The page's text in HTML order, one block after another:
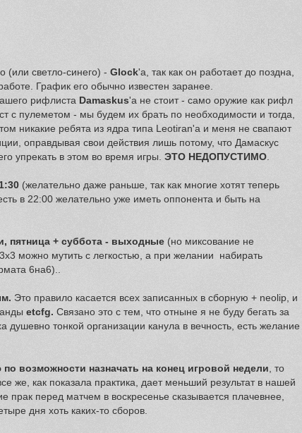
(или светло-синего) - Glock'a, так как он работает до поздна,
График его обычно известен заранее.
рифлиста Damaskus'a не стоит - само оружие как рифл
с пулеметом - мы будем их брать по необходимости и тогда,
никакие ребята из ядра типа Leotiran'a и меня не свапают
оправдывая свои действия лишь потому, что Дамаскус
упрекать в этом во время игры. ЭТО НЕДОПУСТИМО.
(желательно даже раньше, так как многие хотят теперь
в 22:00 желательно уже иметь оппонента и быть на
пятница + суббота - выходные (но миксование не
можно мутить с легкостью, а при желании набирать
6на6)..
Это правило касается всех записанных в сборную + neolip, и
etcfg. Связано это с тем, что отныне я не буду бегать за
душевно тонкой организации канула в вечность, есть желание
возможности назначать на конец игровой недели, то
же, как показала практика, дает меньший результат в нашей
прак перед матчем в воскресенье сказывается плачевнее,
дня хоть каких-то сборов.